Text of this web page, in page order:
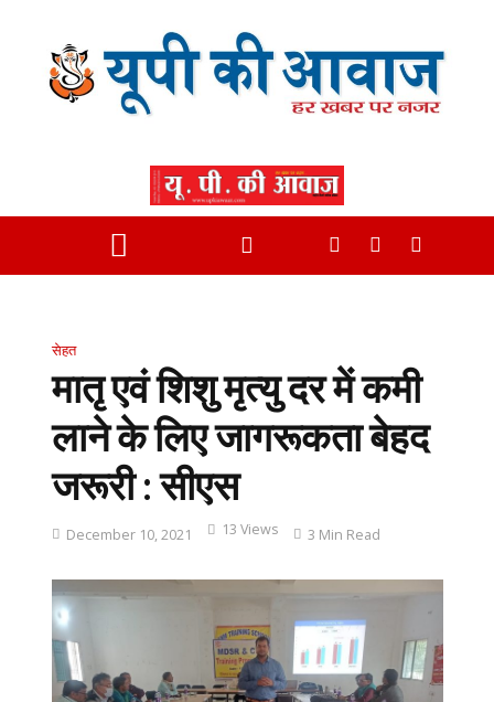
सेहत
मातृ एवं शिशु मृत्यु दर में कमी
लाने के लिए जागरूकता बेहद
जरूरी : सीएस
December 10, 2021 13 Views 3 Min Read